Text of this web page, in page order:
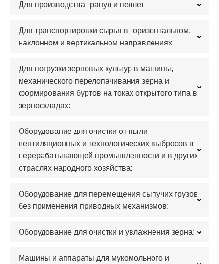
Для производства гранул и пеллет
Для транспортировки сырья в горизонтальном,
наклонном и вертикальном направлениях
Для погрузки зерновых культур в машины,
механического перелопачивания зерна и
формирования буртов на токах открытого типа в
зерноскладах:
Оборудование для очистки от пыли
вентиляционных и технологических выбросов в
перерабатывающей промышленности и в других
отраслях народного хозяйства:
Оборудование для перемещения сыпучих грузов
без применения приводных механизмов:
Оборудование для очистки и увлажнения зерна:
Машины и аппараты для мукомольного и